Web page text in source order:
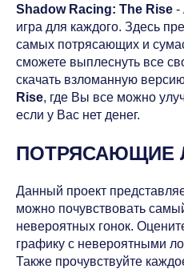
Shadow Racing: The Rise -
игра для каждого. Здесь
самых потрясающих и
сможете выплеснуть все
скачать взломанную
Rise, где Вы все можно
если у Вас нет денег.
ПОТРЯСАЮЩИЕ
Данный проект
можно почувствовать
невероятных гонок.
графику с невероятными
Также прочувствуйте